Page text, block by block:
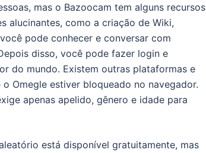
mas o Bazoocam tem alguns recursos
alucinantes, como a criação de Wiki,
pode conhecer e conversar com
disso, você pode fazer login e
do mundo. Existem outras plataformas e
Omegle estiver bloqueado no navegador.
apenas apelido, gênero e idade para
está disponível gratuitamente, mas